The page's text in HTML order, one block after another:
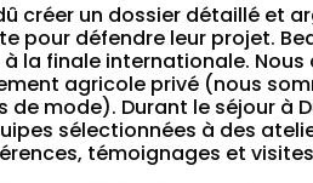
créer un dossier détaillé et
pour défendre leur projet.
la finale internationale.
agricole privé (nous
mode). Durant le séjour à
sélectionnées à des
témoignages et